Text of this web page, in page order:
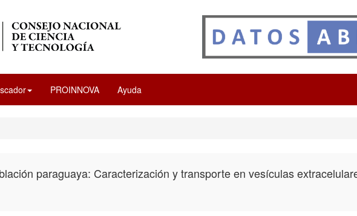
PROINNOVA Ayuda
paraguaya: Caracterización y transporte en vesículas